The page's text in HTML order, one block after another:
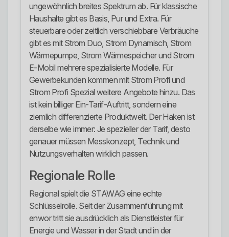
ungewöhnlich breites Spektrum ab. Für klassische
Haushalte gibt es Basis, Pur und Extra. Für
steuerbare oder zeitlich verschiebbare Verbräuche
gibt es mit Strom Duo, Strom Dynamisch, Strom
Wärmepumpe, Strom Wärmespeicher und Strom
E-Mobil mehrere spezialisierte Modelle. Für
Gewerbekunden kommen mit Strom Profi und
Strom Profi Spezial weitere Angebote hinzu. Das
ist kein billiger Ein-Tarif-Auftritt, sondern eine
ziemlich differenzierte Produktwelt. Der Haken ist
derselbe wie immer: Je spezieller der Tarif, desto
genauer müssen Messkonzept, Technik und
Nutzungsverhalten wirklich passen.
Regionale Rolle
Regional spielt die STAWAG eine echte
Schlüsselrolle. Seit der Zusammenführung mit
enwor tritt sie ausdrücklich als Dienstleister für
Energie und Wasser in der Stadt und in der